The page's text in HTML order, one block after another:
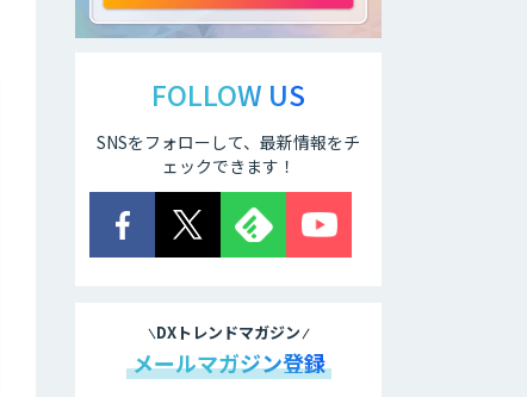
FOLLOW US
SNSをフォローして、最新情報をチ
ェックできます！
DXトレンドマガジン
メールマガジン登録